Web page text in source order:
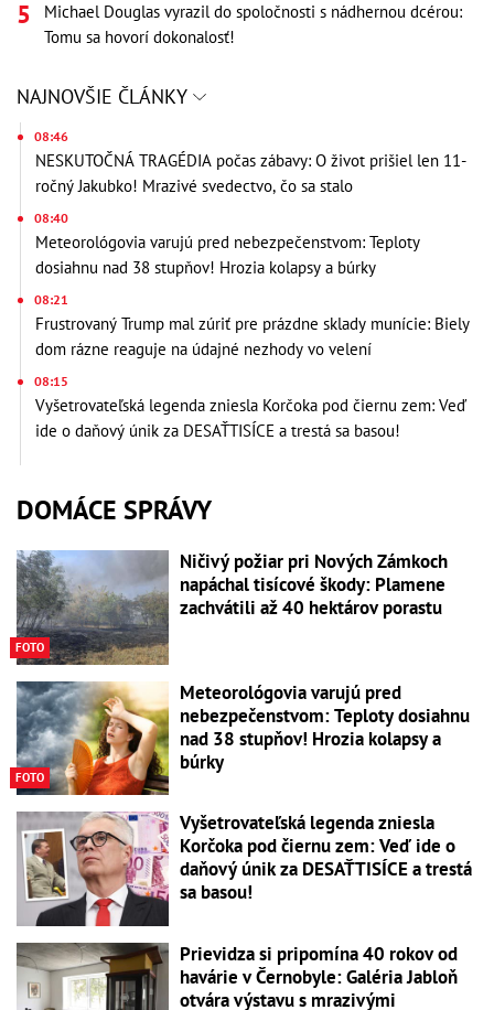
Michael Douglas vyrazil do spoločnosti s nádhernou dcérou:
Tomu sa hovorí dokonalosť!
NAJNOVŠIE ČLÁNKY
08:46
NESKUTOČNÁ TRAGÉDIA počas zábavy: O život prišiel len 11-
ročný Jakubko! Mrazivé svedectvo, čo sa stalo
08:40
Meteorológovia varujú pred nebezpečenstvom: Teploty
dosiahnu nad 38 stupňov! Hrozia kolapsy a búrky
08:21
Frustrovaný Trump mal zúriť pre prázdne sklady munície: Biely
dom rázne reaguje na údajné nezhody vo velení
08:15
Vyšetrovateľská legenda zniesla Korčoka pod čiernu zem: Veď
ide o daňový únik za DESAŤTISÍCE a trestá sa basou!
DOMÁCE SPRÁVY
FOTO
Ničivý požiar pri Nových Zámkoch
napáchal tisícové škody: Plamene
zachvátili až 40 hektárov porastu
FOTO
Meteorológovia varujú pred
nebezpečenstvom: Teploty dosiahnu
nad 38 stupňov! Hrozia kolapsy a
búrky
Vyšetrovateľská legenda zniesla
Korčoka pod čiernu zem: Veď ide o
daňový únik za DESAŤTISÍCE a trestá
sa basou!
Prievidza si pripomína 40 rokov od
havárie v Černobyle: Galéria Jabloň
otvára výstavu s mrazivými